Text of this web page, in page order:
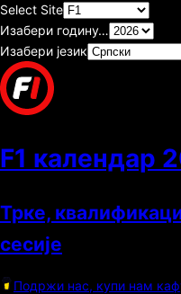
Select Site
Изабери годину…
Изабери језик
F1 календар
Трке,
сесије
Подржи нас, купи нам